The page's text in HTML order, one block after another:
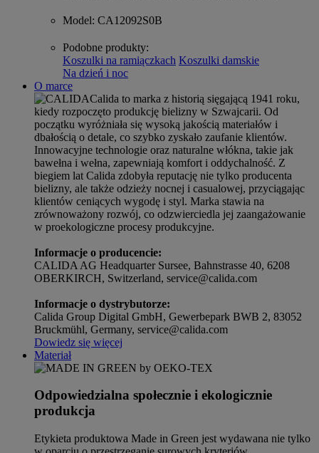
Model: CA12092S0B
Podobne produkty:
Koszulki na ramiączkach Koszulki damskie
Na dzień i noc
O marce
Calida to marka z historią sięgającą 1941 roku,
kiedy rozpoczęto produkcję bielizny w Szwajcarii. Od
początku wyróżniała się wysoką jakością materiałów i
dbałością o detale, co szybko zyskało zaufanie klientów.
Innowacyjne technologie oraz naturalne włókna, takie jak
bawełna i wełna, zapewniają komfort i oddychalność. Z
biegiem lat Calida zdobyła reputację nie tylko producenta
bielizny, ale także odzieży nocnej i casualowej, przyciągając
klientów ceniących wygodę i styl. Marka stawia na
zrównoważony rozwój, co odzwierciedla jej zaangażowanie
w proekologiczne procesy produkcyjne.
Informacje o producencie:
CALIDA AG Headquarter Sursee, Bahnstrasse 40, 6208
OBERKIRCH, Switzerland, service@calida.com
Informacje o dystrybutorze:
Calida Group Digital GmbH, Gewerbepark BWB 2, 83052
Bruckmühl, Germany, service@calida.com
Dowiedz się więcej
Materiał
Odpowiedzialna społecznie i ekologicznie
produkcja
Etykieta produktowa Made in Green jest wydawana nie tylko